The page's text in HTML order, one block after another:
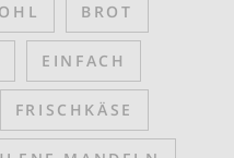
BROT
EINFACH
FRISCHKÄSE